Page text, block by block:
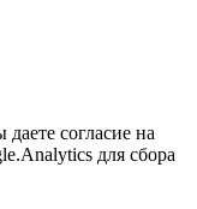
согласие на
для сбора